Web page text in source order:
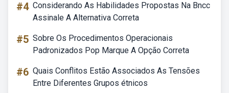
#4 Considerando As Habilidades Propostas Na Bncc
Assinale A Alternativa Correta
#5 Sobre Os Procedimentos Operacionais
Padronizados Pop Marque A Opção Correta
#6 Quais Conflitos Estão Associados As Tensões
Entre Diferentes Grupos étnicos